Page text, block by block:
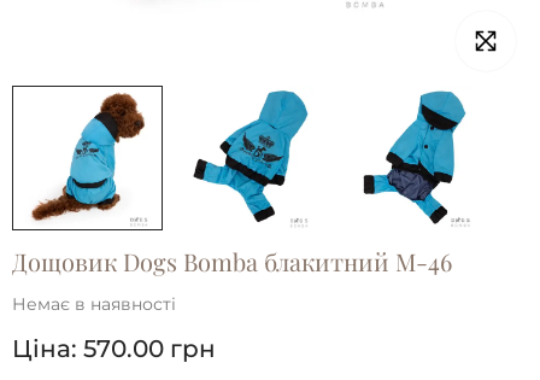
Дощовик Dogs Bomba блакитний M-46
Немає в наявності
Ціна: 570.00 грн